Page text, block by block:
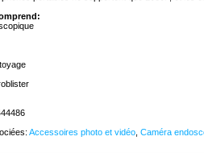
Accessoires photo et vidéo Caméra